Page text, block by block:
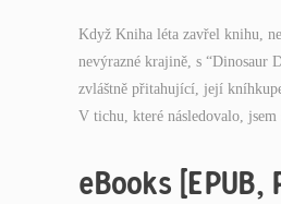
Když Kniha léta zavřel knihu,
nevýrazné krajině, s “Dinosaur
zvláštně přitahující, její
V tichu, které následovalo, jsem
eBooks [EPUB,